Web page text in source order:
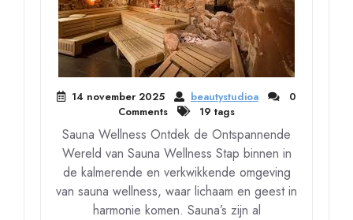
14 november 2025 beautystudioa
0
Comments
19 tags
Sauna Wellness Ontdek de Ontspannende
Wereld van Sauna Wellness Stap binnen in
de kalmerende en verkwikkende omgeving
van sauna wellness, waar lichaam en geest in
harmonie komen. Sauna’s zijn al